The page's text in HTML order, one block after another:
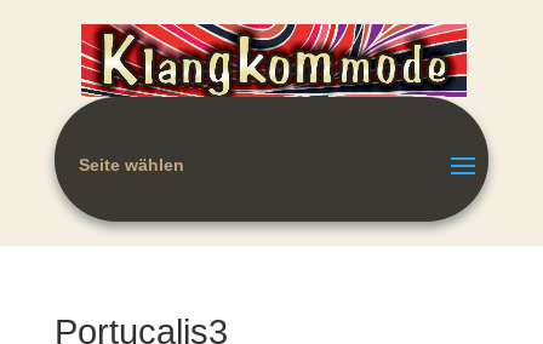
Seite wählen
Portucalis3